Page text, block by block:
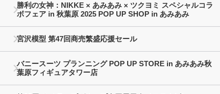
勝利の女神：NIKKE × あみあみ × ツクヨミ スペシャルコラ
ボフェア in 秋葉原 2025 POP UP SHOP in あみあみ
宮沢模型 第47回商売繁盛応援セール
バニースーツ プランニング POP UP STORE in あみあみ秋
葉原フィギュアタワー店